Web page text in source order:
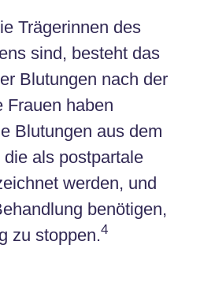
Trägerinnen des
sind, besteht das
Blutungen nach der
Frauen haben
Blutungen aus dem
als postpartale
werden, und
benötigen,
zu stoppen.4